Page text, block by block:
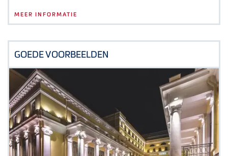
MEER INFORMATIE
GOEDE VOORBEELDEN